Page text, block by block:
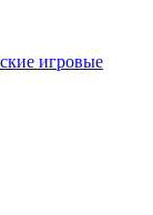
игровые